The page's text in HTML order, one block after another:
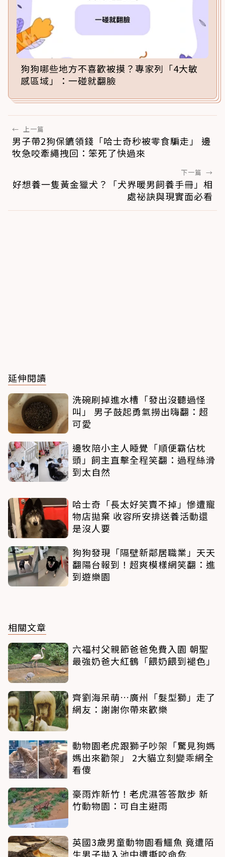
狗狗哪些地方不喜歡被摸？專家列「4大敏
感區域」：一碰就翻臉
← 上一篇
男子帶2狗保鑣領錢「哈士奇秒被零食騙走」 邊
牧急咬牽繩拽回：笨死了快過來
下一篇 →
好想養一隻黃金獵犬？「犬界暖男飼養手冊」相
處祕訣與現實面必看
延伸閱讀
洗碗刷掉進水槽「發出沒聽過怪
叫」 男子鼓起勇氣撈出嗨翻：超
可愛
邊牧陪小主人睡覺「順便霸佔枕
頭」飼主直擊全程笑翻：過程絲滑
到太自然
哈士奇「長太好笑賣不掉」慘遭寵
物店拋棄 收容所安排送養活動還
是沒人要
狗狗發現「隔壁新鄰居職業」天天
翻陽台報到！超爽模樣網笑翻：進
到遊樂園
相關文章
六福村父親節爸爸免費入園 朝聖
最強奶爸大紅鶴「餵奶餵到褪色」
齊劉海呆萌…廣州「髮型獅」走了
網友：謝謝你帶來歡樂
動物園老虎跟獅子吵架「驚見狗媽
媽出來勸架」 2大貓立刻變乖網全
看傻
豪雨炸新竹！老虎濕答答散步 新
竹動物園：可自主避雨
英國3歲男童動物園看鱷魚 竟遭陌
生男子拋入池中遭撕咬命危